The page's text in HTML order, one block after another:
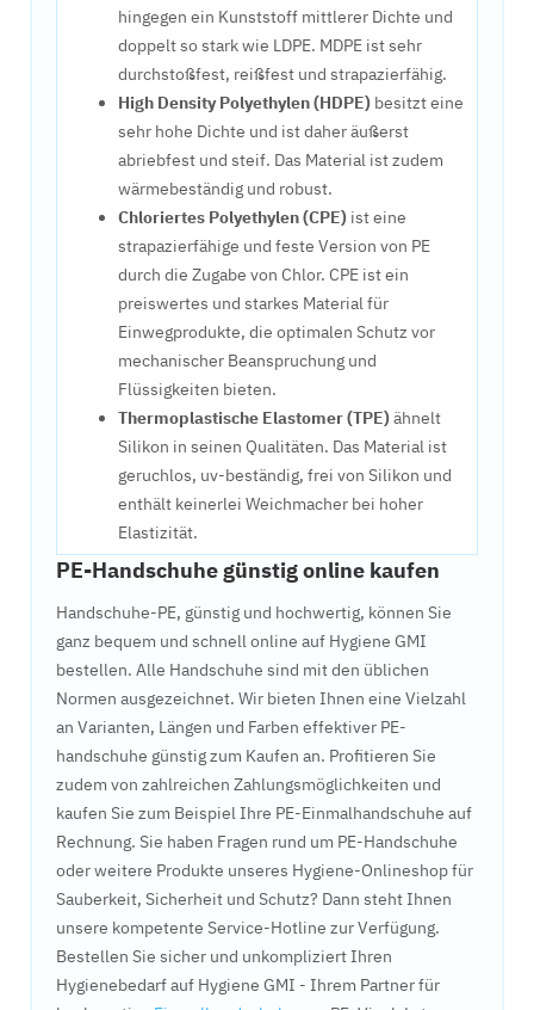
hingegen ein Kunststoff mittlerer Dichte und
doppelt so stark wie LDPE. MDPE ist sehr
durchstoßfest, reißfest und strapazierfähig.
High Density Polyethylen (HDPE) besitzt eine
sehr hohe Dichte und ist daher äußerst
abriebfest und steif. Das Material ist zudem
wärmebeständig und robust.
Chloriertes Polyethylen (CPE) ist eine
strapazierfähige und feste Version von PE
durch die Zugabe von Chlor. CPE ist ein
preiswertes und starkes Material für
Einwegprodukte, die optimalen Schutz vor
mechanischer Beanspruchung und
Flüssigkeiten bieten.
Thermoplastische Elastomer (TPE)ähnelt
Silikon in seinen Qualitäten. Das Material ist
geruchlos, uv-beständig, frei von Silikon und
enthält keinerlei Weichmacher bei hoher
Elastizität.
PE-Handschuhe günstig online kaufen
Handschuhe-PE, günstig und hochwertig, können Sie
ganz bequem und schnell online auf Hygiene GMI
bestellen. Alle Handschuhe sind mit den üblichen
Normen ausgezeichnet. Wir bieten Ihnen eine Vielzahl
an Varianten, Längen und Farben effektiver PE-
handschuhe günstig zum Kaufen an. Profitieren Sie
zudem von zahlreichen Zahlungsmöglichkeiten und
kaufen Sie zum Beispiel Ihre PE-Einmalhandschuhe auf
Rechnung. Sie haben Fragen rund um PE-Handschuhe
oder weitere Produkte unseres Hygiene-Onlineshop für
Sauberkeit, Sicherheit und Schutz? Dann steht Ihnen
unsere kompetente Service-Hotline zur Verfügung.
Bestellen Sie sicher und unkompliziert Ihren
Hygienebedarf auf Hygiene GMI - Ihrem Partner für